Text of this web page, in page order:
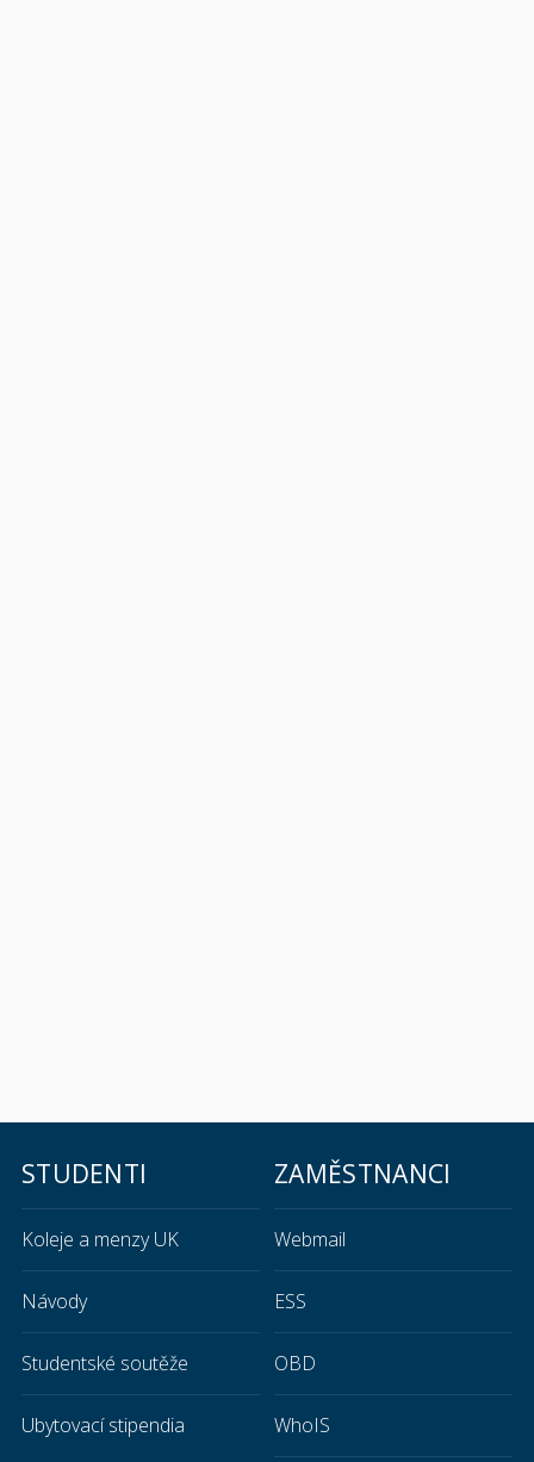
STUDENTI
Koleje a menzy UK
Návody
Studentské soutěže
Ubytovací stipendia
ZAMĚSTNANCI
Webmail
ESS
OBD
WhoIS